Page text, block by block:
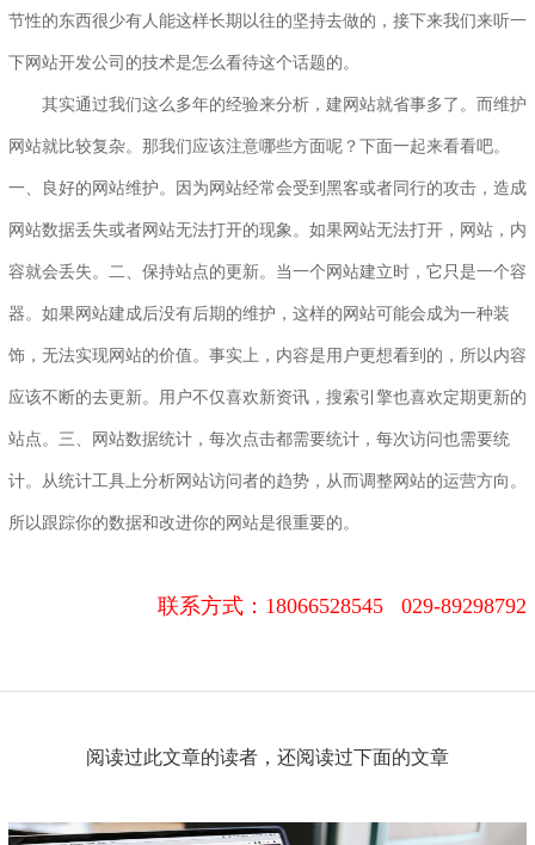
节性的东西很少有人能这样长期以往的坚持去做的，接下来我们来听一
下网站开发公司 的技术是怎么看待这个话题的。
其实通过我们这么多年的经验来分析，建网站就省事多了。而维护
网站就比较复杂。那我们应该注意哪些方面呢？下面一起来看看吧。
一、良好的网站维护。因为网站经常会受到黑客或者同行的攻击，造成
网站数据丢失或者网站无法打开的现象。如果网站无法打开，网站，内
容就会丢失。二、保持站点的更新。当一个网站建立时，它只是一个容
器。如果网站建成后没有后期的维护，这样的网站可能会成为一种装
饰，无法实现网站的价值。事实上，内容是用户更想看到的，所以内容
应该不断的去更新。用户不仅喜欢新资讯，搜索引擎也喜欢定期更新的
站点。三、网站数据统计，每次点击都需要统计，每次访问也需要统
计。从统计工具上分析网站访问者的趋势，从而调整网站的运营方向。
所以跟踪你的数据和改进你的网站是很重要的。
联系方式： 18066528545 029-89298792
阅读过此文章的读者，还阅读过下面的文章